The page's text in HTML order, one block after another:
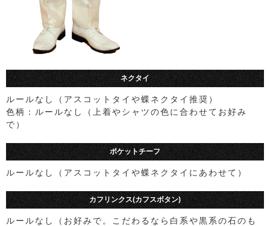
ネクタイ
ルールなし（アスコットタイや蝶ネクタイ推奨）
色柄：ルールなし（上着やシャツの色に合わせてお好み
で）
ポケットチーフ
ルールなし（アスコットタイや蝶ネクタイにあわせて）
カフリンクス(カフスボタン)
ルールなし（お好みで。こだわるなら白系や黒系の石のも